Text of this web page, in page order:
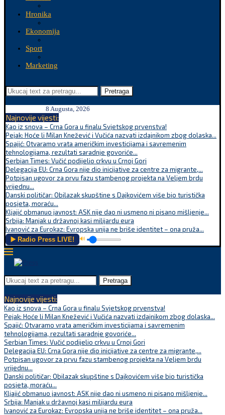
Hronika
Ekonomija
Sport
Marketing
Pretraga
8 Augusta, 2026
Najnovije vijesti:
Kao iz snova – Crna Gora u finalu Svjetskog prvenstva!
Pejak: Hoće li Milan Knežević i Vučića nazvati izdajnikom zbog dolaska...
Spajić: Otvaramo vrata američkim investicijama i savremenim
tehnologijama, rezultati saradnje govoriće...
Serbian Times: Vučić podijelio crkvu u Crnoj Gori
Delegacija EU: Crna Gora nije dio inicijative za centre za migrante,...
Potpisan ugovor za prvu fazu stambenog projekta na Veljem brdu
vrijednu...
Danski političar: Obilazak skupštine s Dajkovićem više bio turistička
posjeta, moraću...
Kljajić obmanuo javnost: ASK nije dao ni usmeno ni pisano mišljenje...
Srbija: Manjak u državnoj kasi milijardu eura
Ivanović za Eurokaz: Evropska unija ne briše identitet – ona pruža...
▶️ Radio Press LIVE! 🔊
Pretraga
Najnovije vijesti:
Kao iz snova – Crna Gora u finalu Svjetskog prvenstva!
Pejak: Hoće li Milan Knežević i Vučića nazvati izdajnikom zbog dolaska...
Spajić: Otvaramo vrata američkim investicijama i savremenim
tehnologijama, rezultati saradnje govoriće...
Serbian Times: Vučić podijelio crkvu u Crnoj Gori
Delegacija EU: Crna Gora nije dio inicijative za centre za migrante,...
Potpisan ugovor za prvu fazu stambenog projekta na Veljem brdu
vrijednu...
Danski političar: Obilazak skupštine s Dajkovićem više bio turistička
posjeta, moraću...
Kljajić obmanuo javnost: ASK nije dao ni usmeno ni pisano mišljenje...
Srbija: Manjak u državnoj kasi milijardu eura
Ivanović za Eurokaz: Evropska unija ne briše identitet – ona pruža...